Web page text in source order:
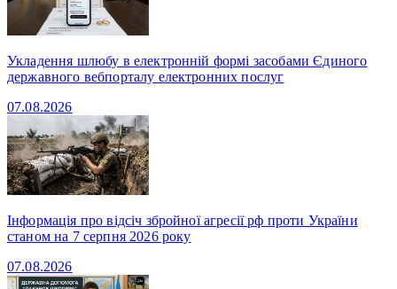
Укладення шлюбу в електронній формі засобами Єдиного
державного вебпорталу електронних послуг
07.08.2026
Інформація про відсіч збройної агресії рф проти України
станом на 7 серпня 2026 року
07.08.2026